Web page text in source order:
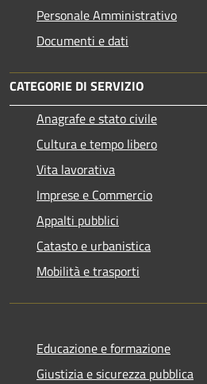
Personale Amministrativo
Documenti e dati
CATEGORIE DI SERVIZIO
Anagrafe e stato civile
Cultura e tempo libero
Vita lavorativa
Imprese e Commercio
Appalti pubblici
Catasto e urbanistica
Mobilità e trasporti
Educazione e formazione
Giustizia e sicurezza pubblica